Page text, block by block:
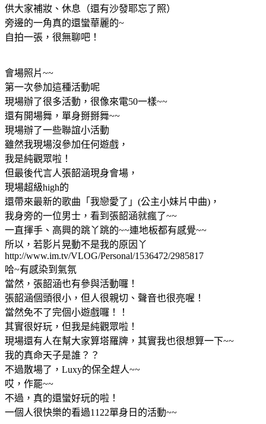
供大家補妝、休息（還有沙發耶忘了照）
旁邊的一角真的還蠻華麗的~
自拍一張，很無聊吧！
會場照片~~
第一次參加這種活動呢
現場辦了很多活動，很像來電50一樣~~
還有開場舞，單身掰掰舞~~
現場辦了一些聯誼小活動
雖然我現場沒參加任何遊戲，
我是純觀眾啦！
但最後代言人張韶涵現身會場，
現場超級high的
還帶來最新的歌曲「我戀愛了」(公主小妹片中曲)，
我身旁的一位男士，看到張韶涵就瘋了~~
一直揮手、高興的跳丫跳的~~連地板都有感覺~~
所以，若影片晃動不是我的原因丫
http://www.im.tv/VLOG/Personal/1536472/2985817
哈~有感染到氣氛
當然，張韶涵也有參與活動囉！
張韶涵個頭很小，但人很親切、聲音也很亮喔！
當然免不了完個小遊戲囉！！
其實很好玩，但我是純觀眾啦！
現場還有人在幫大家算塔羅牌，其實我也很想算一下~~
我的真命天子是誰？？
不過散場了，Luxy的保全趕人~~
哎，作罷~~
不過，真的還蠻好玩的啦！
一個人很快樂的看過1122單身日的活動~~